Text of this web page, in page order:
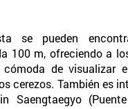
se pueden
100 m, ofreciendo a
cómoda de visualizar
cerezos. También es
Saengtaegyo